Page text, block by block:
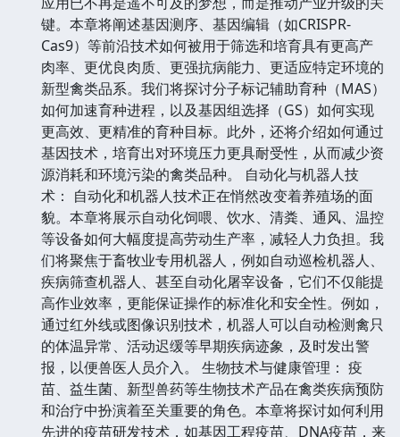
键。本章将阐述基因测序、基因编辑（如CRISPR-
Cas9）等前沿技术如何被用于筛选和培育具有更高产
肉率、更优良肉质、更强抗病能力、更适应特定环境的
新型禽类品系。我们将探讨分子标记辅助育种（MAS）
如何加速育种进程，以及基因组选择（GS）如何实现
更高效、更精准的育种目标。此外，还将介绍如何通过
基因技术，培育出对环境压力更具耐受性，从而减少资
源消耗和环境污染的禽类品种。 自动化与机器人技
术： 自动化和机器人技术正在悄然改变着养殖场的面
貌。本章将展示自动化饲喂、饮水、清粪、通风、温控
等设备如何大幅度提高劳动生产率，减轻人力负担。我
们将聚焦于畜牧业专用机器人，例如自动巡检机器人、
疾病筛查机器人、甚至自动化屠宰设备，它们不仅能提
高作业效率，更能保证操作的标准化和安全性。例如，
通过红外线或图像识别技术，机器人可以自动检测禽只
的体温异常、活动迟缓等早期疾病迹象，及时发出警
报，以便兽医人员介入。 生物技术与健康管理： 疫
苗、益生菌、新型兽药等生物技术产品在禽类疾病预防
和治疗中扮演着至关重要的角色。本章将探讨如何利用
先进的疫苗研发技术，如基因工程疫苗、DNA疫苗，来